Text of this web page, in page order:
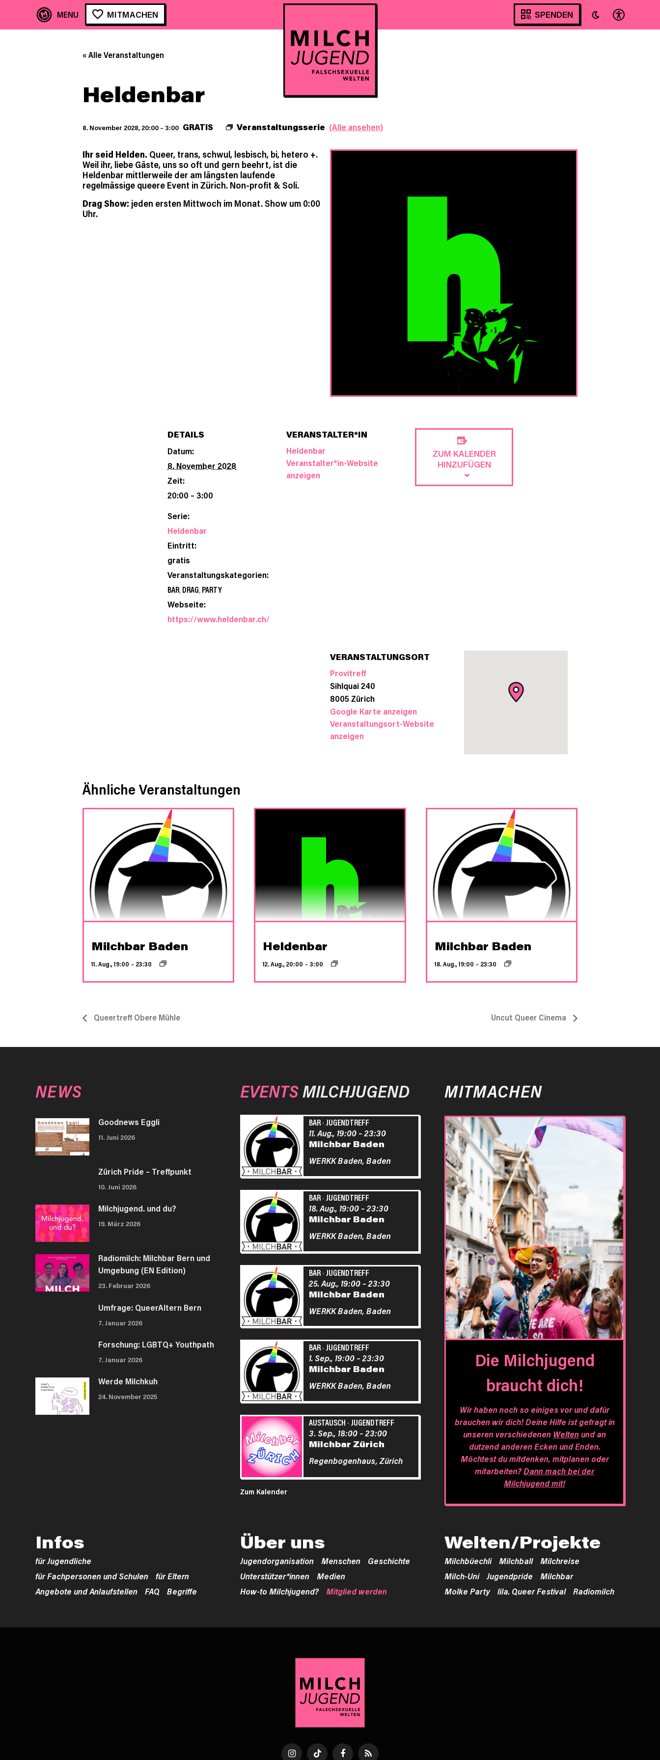
MITMACHEN SPENDEN
« Alle Veranstaltungen
Heldenbar
8. November 2028, 20:00 – 3:00 Veranstaltungsserie (Alle ansehen)
GRATIS
Ihr seid Helden. Queer, trans, schwul, lesbisch, bi, hetero +.
Weil ihr, liebe Gäste, uns so oft und gern beehrt, ist die
Heldenbar mittlerweile der am längsten laufende
regelmässige queere Event in Zürich. Non-profit & Soli.
Drag Show: jeden ersten Mittwoch im Monat. Show um 0:00
Uhr.
ZUM KALENDER
HINZUFÜGEN
DETAILS
Datum:
8. November 2028
Zeit:
20:00 – 3:00
Serie:
Heldenbar
Eintritt:
gratis
Veranstaltungskategorien:
BAR,DRAG,PARTY
Webseite:
https://www.heldenbar.ch/
VERANSTALTER*IN
Heldenbar
Veranstalter*in-Website
anzeigen
VERANSTALTUNGSORT
Provitreff
Sihlquai 240
8005Zürich
Google Karte anzeigen
Veranstaltungsort-Website
anzeigen
Ähnliche Veranstaltungen
Milchbar Baden
11. Aug., 19:00 – 23:30
Heldenbar
12. Aug., 20:00 – 3:00
Milchbar Baden
18. Aug., 19:00 – 23:30
Queertreff Obere Mühle Uncut Queer Cinema
NEWS
Goodnews Eggli
11. Juni 2026
Zürich Pride – Treffpunkt
10. Juni 2026
Milchjugend. und du?
19. März 2026
Radiomilch: Milchbar Bern und
Umgebung (EN Edition)
23. Februar 2026
Umfrage: QueerAltern Bern
7. Januar 2026
Forschung: LGBTQ+ Youthpath
7. Januar 2026
Werde Milchkuh
24. November 2025
EVENTSMILCHJUGEND
BAR· JUGENDTREFF
Milchbar Baden
11. Aug., 19:00 –23:30
WERKK Baden,Baden
BAR· JUGENDTREFF
Milchbar Baden
18. Aug., 19:00 –23:30
WERKK Baden,Baden
BAR· JUGENDTREFF
Milchbar Baden
25. Aug., 19:00 –23:30
WERKK Baden,Baden
BAR· JUGENDTREFF
Milchbar Baden
1. Sep., 19:00 –23:30
WERKK Baden,Baden
AUSTAUSCH · JUGENDTREFF
Milchbar Zürich
3. Sep., 18:00 –23:00
Regenbogenhaus,Zürich
Zum Kalender
MITMACHEN
Die Milchjugend
braucht dich!
Wir haben noch so einiges vor und dafür
brauchen wir dich! Deine Hilfe ist gefragt in
unseren verschiedenen Weltenund an
dutzend anderen Ecken und Enden.
Möchtest du mitdenken, mitplanen oder
mitarbeiten?Dann mach bei der
Milchjugend mit!
Infos
für Jugendliche
für Fachpersonen und Schulen
für Eltern
Angebote und Anlaufstellen
FAQ Begriffe
Über uns
Jugendorganisation Menschen
Geschichte
Unterstützer*innen
Medien
How-to Milchjugend?
Mitglied werden
Welten/Projekte
Milchbüechli Milchball
Milchreise
Milch-Uni
Jugendpride
Milchbar
Molke Party
lila. Queer Festival Radiomilch
InstagramTikTok FacebookRSS